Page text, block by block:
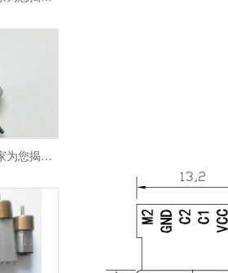
深圳微型直流电机电机厂家为您揭秘:微型直流电机 - 高效能、低噪音